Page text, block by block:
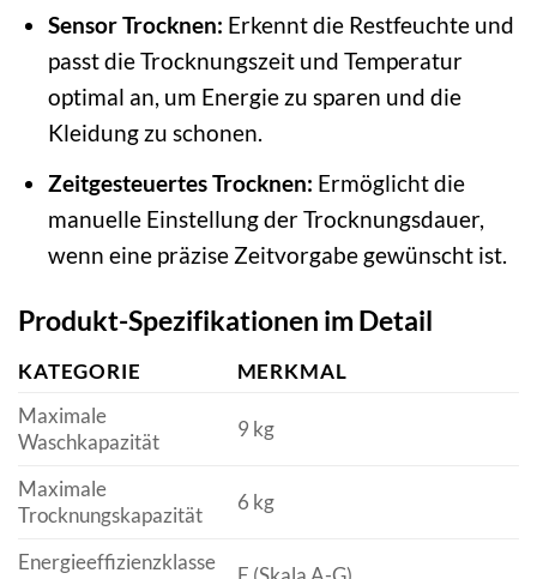
Sensor Trocknen: Erkennt die Restfeuchte und
passt die Trocknungszeit und Temperatur
optimal an, um Energie zu sparen und die
Kleidung zu schonen.
Zeitgesteuertes Trocknen: Ermöglicht die
manuelle Einstellung der Trocknungsdauer,
wenn eine präzise Zeitvorgabe gewünscht ist.
Produkt-Spezifikationen im Detail
KATEGORIE
MERKMAL
Maximale
Waschkapazität
9 kg
Maximale
Trocknungskapazität
6 kg
Energieeffizienzklasse